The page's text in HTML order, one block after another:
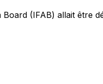
(IFAB) allait être